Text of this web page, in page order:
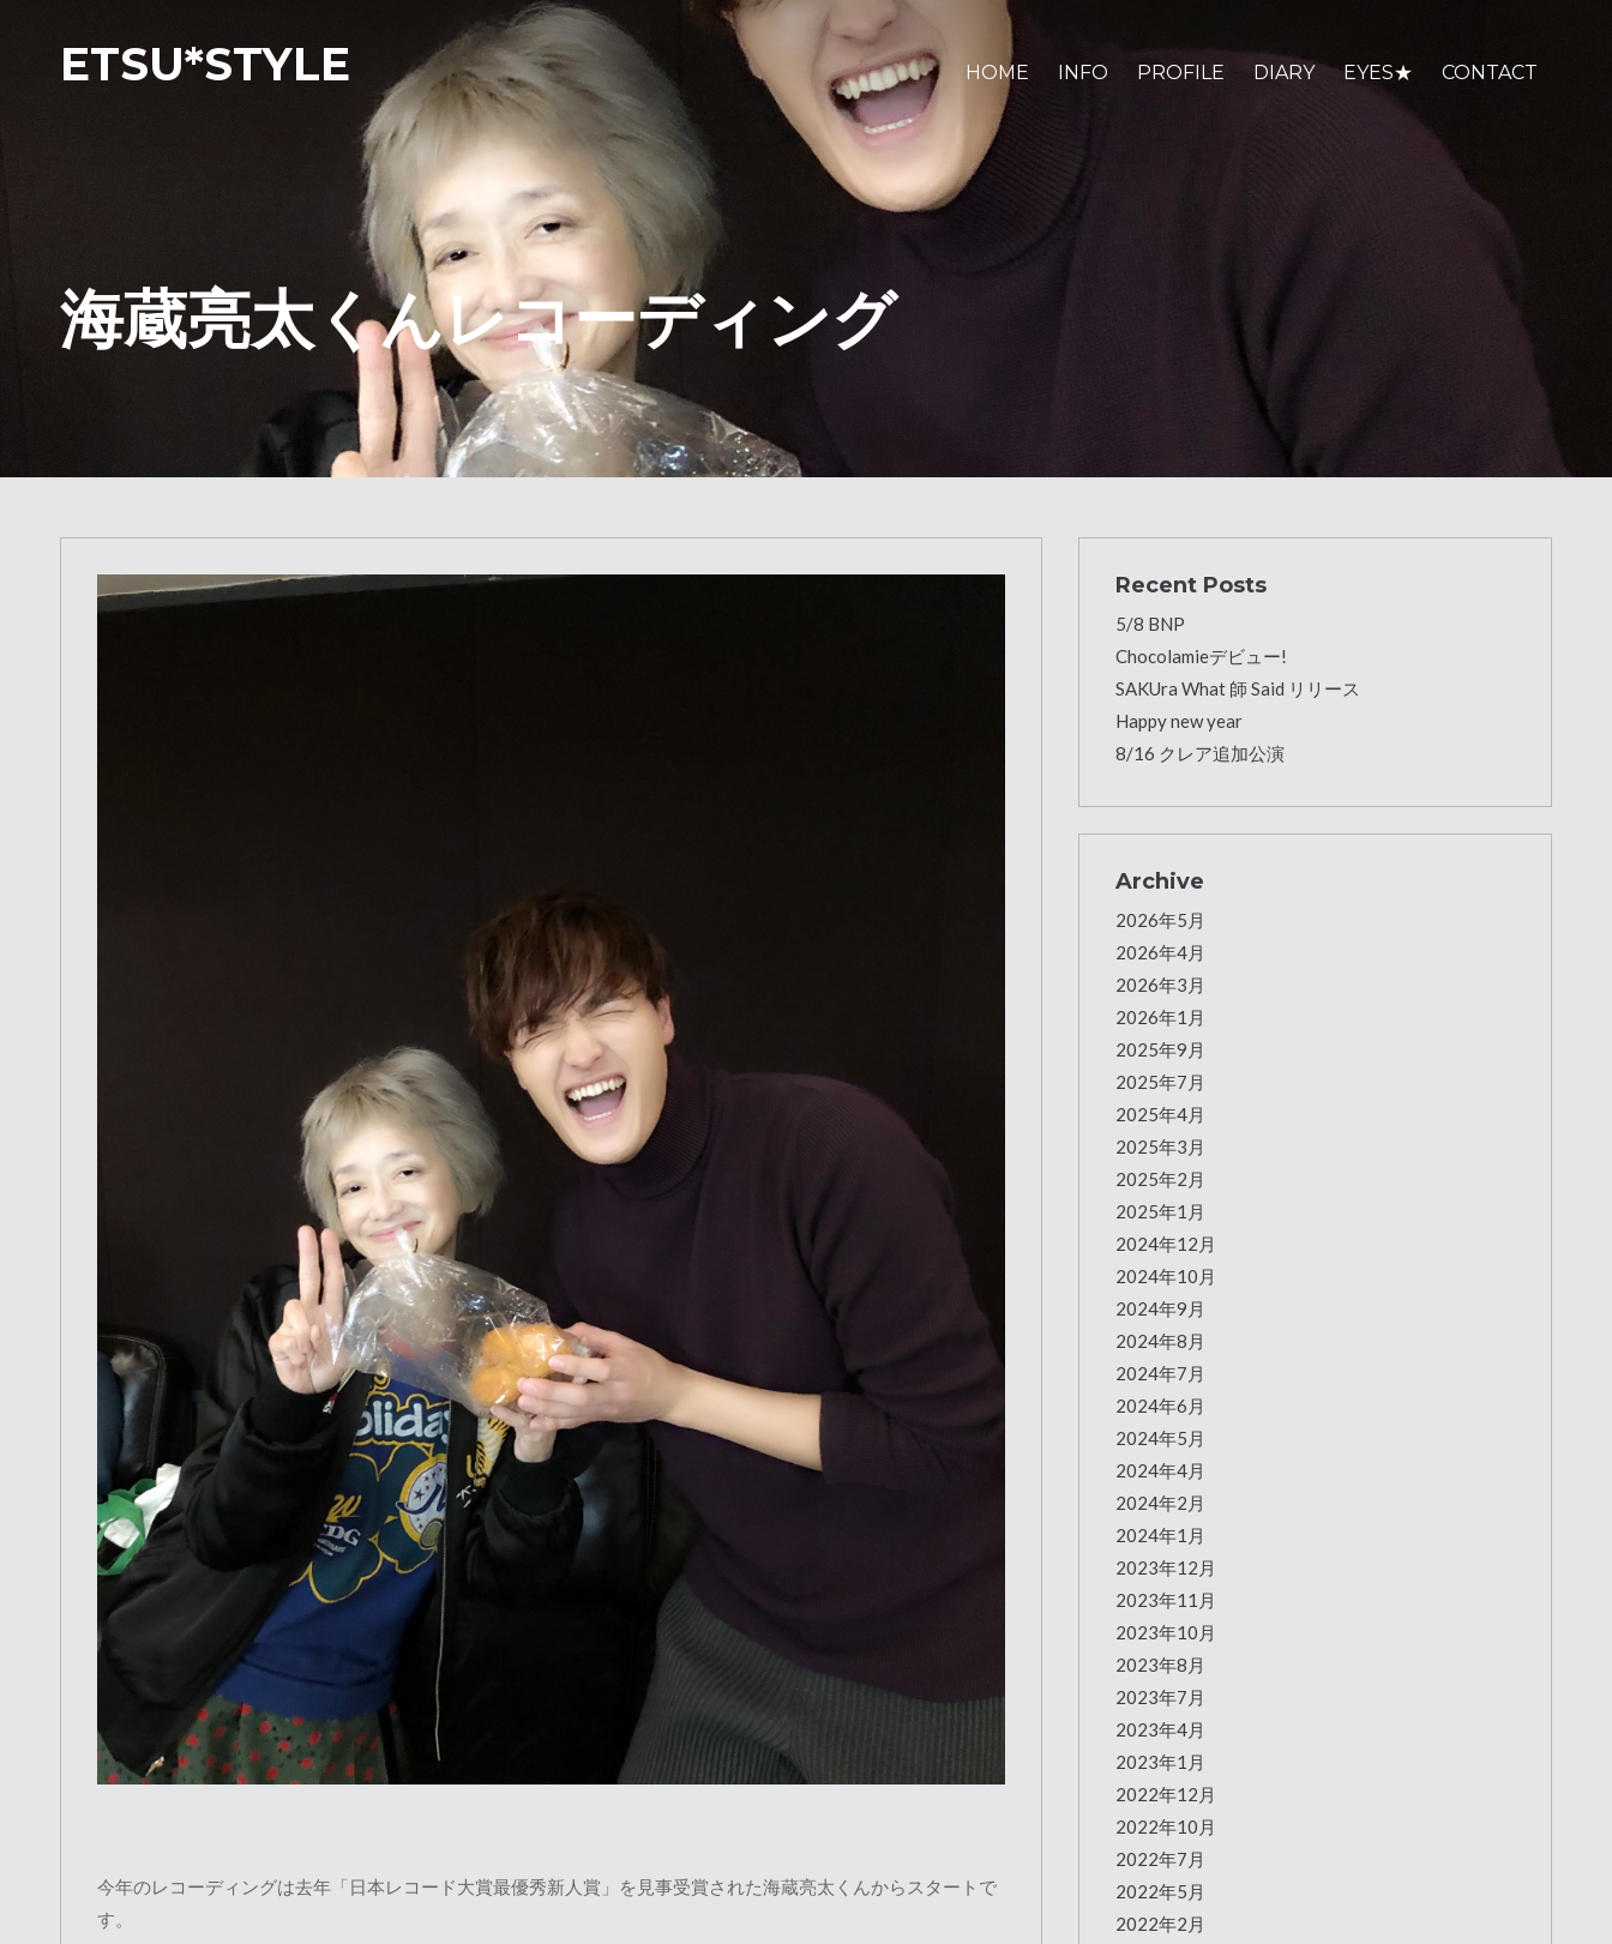
ETSU*STYLE HOME INFO PROFILE DIARY EYES★ CONTACT
海蔵亮太くんレコーディング
今年のレコーディングは去年「日本レコード大賞最優秀新人賞」を見事受賞された海蔵亮太くんからスタートで
す。
Recent Posts
5/8 BNP
Chocolamieデビュー!
SAKUra What 師 Said リリース
Happy new year
8/16 クレア追加公演
Archive
2026年5月
2026年4月
2026年3月
2026年1月
2025年9月
2025年7月
2025年4月
2025年3月
2025年2月
2025年1月
2024年12月
2024年10月
2024年9月
2024年8月
2024年7月
2024年6月
2024年5月
2024年4月
2024年2月
2024年1月
2023年12月
2023年11月
2023年10月
2023年8月
2023年7月
2023年4月
2023年1月
2022年12月
2022年10月
2022年7月
2022年5月
2022年2月